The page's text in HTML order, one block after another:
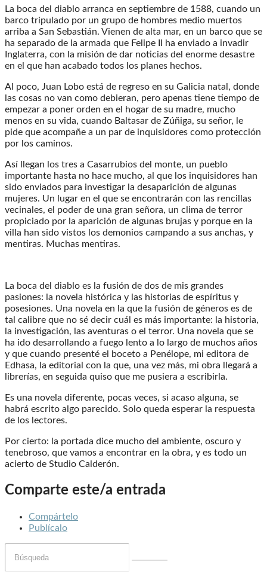
La boca del diablo arranca en septiembre de 1588, cuando un
barco tripulado por un grupo de hombres medio muertos
arriba a San Sebastián. Vienen de alta mar, en un barco que se
ha separado de la armada que Felipe II ha enviado a invadir
Inglaterra, con la misión de dar noticias del enorme desastre
en el que han acabado todos los planes hechos.
Al poco, Juan Lobo está de regreso en su Galicia natal, donde
las cosas no van como debieran, pero apenas tiene tiempo de
empezar a poner orden en el hogar de su madre, mucho
menos en su vida, cuando Baltasar de Zúñiga, su señor, le
pide que acompañe a un par de inquisidores como protección
por los caminos.
Así llegan los tres a Casarrubios del monte, un pueblo
importante hasta no hace mucho, al que los inquisidores han
sido enviados para investigar la desaparición de algunas
mujeres. Un lugar en el que se encontrarán con las rencillas
vecinales, el poder de una gran señora, un clima de terror
propiciado por la aparición de algunas brujas y porque en la
villa han sido vistos los demonios campando a sus anchas, y
mentiras. Muchas mentiras.
La boca del diablo es la fusión de dos de mis grandes
pasiones: la novela histórica y las historias de espíritus y
posesiones. Una novela en la que la fusión de géneros es de
tal calibre que no sé decir cuál es más importante: la historia,
la investigación, las aventuras o el terror. Una novela que se
ha ido desarrollando a fuego lento a lo largo de muchos años
y que cuando presenté el boceto a Penélope, mi editora de
Edhasa, la editorial con la que, una vez más, mi obra llegará a
librerías, en seguida quiso que me pusiera a escribirla.
Es una novela diferente, pocas veces, si acaso alguna, se
habrá escrito algo parecido. Solo queda esperar la respuesta
de los lectores.
Por cierto: la portada dice mucho del ambiente, oscuro y
tenebroso, que vamos a encontrar en la obra, y es todo un
acierto de Studio Calderón.
Comparte este/a entrada
Compártelo
Publícalo